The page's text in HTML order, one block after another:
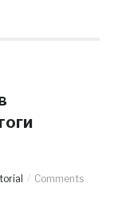
Comments